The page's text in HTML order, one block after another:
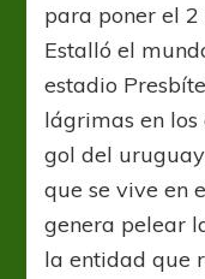
para poner el
Estalló el
estadio
lágrimas en los
gol del
que se vive en
genera pelear
la entidad que